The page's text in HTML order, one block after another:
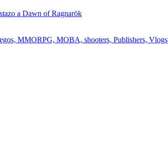
a Dawn of Ragnarök
MMORPG, MOBA, shooters, Publishers, Vlogs